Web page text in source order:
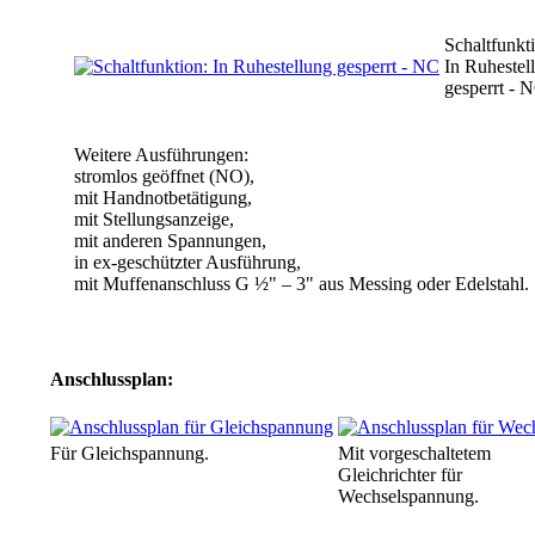
In
gesperrt -
Weitere Ausführungen:
stromlos geöffnet (NO),
mit Handnotbetätigung,
mit Stellungsanzeige,
mit anderen Spannungen,
in ex-geschützter Ausführung,
mit Muffenanschluss G ½" – 3" aus Messing oder Edelstahl.
Anschlussplan:
Für Gleichspannung.
Mit vorgeschaltetem
Gleichrichter für
Wechselspannung.